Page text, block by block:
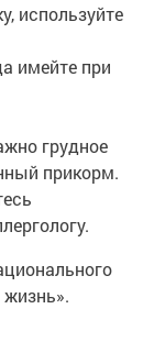
используйте
имейте при
грудное
прикорм.